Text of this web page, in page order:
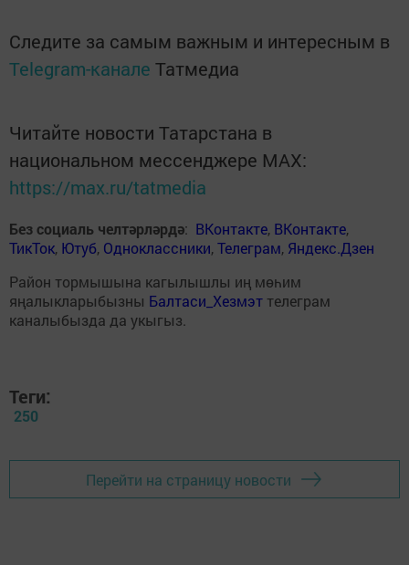
Следите за самым важным и интересным в
Telegram-канале Татмедиа
Читайте новости Татарстана в
национальном мессенджере MАХ:
https://max.ru/tatmedia
Без социаль челтәрләрдә: ВКонтакте, ВКонтакте,
ТикТок, Ютуб, Одноклассники,Телеграм, Яндекс.Дзен
Район тормышына кагылышлы иң мөһим
яңалыкларыбызны Балтаси_Хезмэт телеграм
каналыбызда да укыгыз.
Теги:
250
Перейти на страницу новости